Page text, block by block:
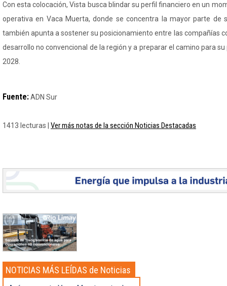
Con esta colocación, Vista busca blindar su perfil financiero en un
operativa en Vaca Muerta, donde se concentra la mayor parte de
también apunta a sostener su posicionamiento entre las compañías
desarrollo no convencional de la región y a preparar el camino para
2028.
Fuente:ADN Sur
1413 lecturas | Ver más notas de la sección Noticias Destacadas
NOTICIAS MÁS LEÍDAS de Noticias
Destacadas